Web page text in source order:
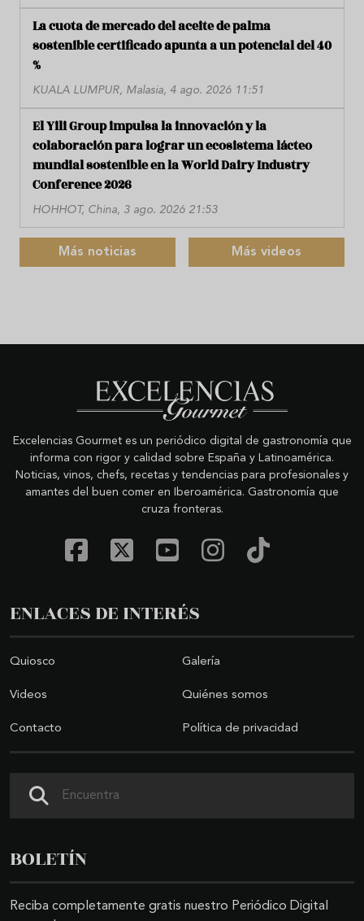
La cuota de mercado del aceite de palma
sostenible certificado apunta a un potencial del 40
%
KUALA LUMPUR, Malasia, 4 ago. 2026 11:51
El Yili Group impulsa la innovación y la
colaboración para lograr un ecosistema lácteo
mundial sostenible en la World Dairy Industry
Conference 2026
HOHHOT, China, 3 ago. 2026 21:53
Más noticias Más videos
Excelencias Gourmet es un periódico digital de gastronomía que
informa con rigor y calidad sobre España y Latinoamérica.
Noticias, vinos, chefs, recetas y tendencias para profesionales y
amantes del buen comer en Iberoamérica. Gastronomía que
cruza fronteras.
ENLACES DE INTERÉS
Quiosco Galería
Videos Quiénes somos
Contacto Política de privacidad
BOLETÍN
Reciba completamente gratis nuestro Periódico Digital